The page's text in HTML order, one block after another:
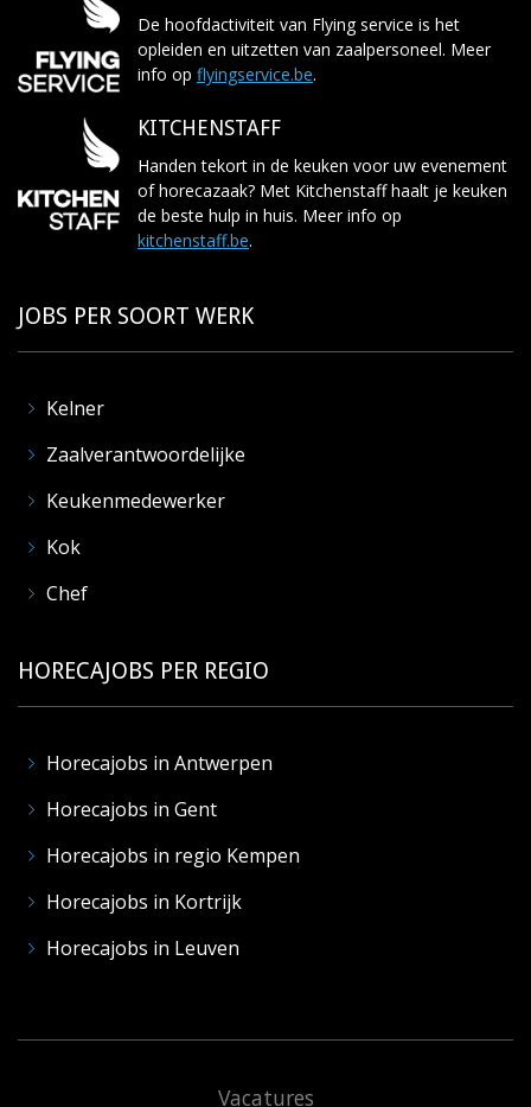
De hoofdactiviteit van Flying service is het
opleiden en uitzetten van zaalpersoneel. Meer
info op flyingservice.be.
KITCHENSTAFF
Handen tekort in de keuken voor uw evenement
of horecazaak? Met Kitchenstaff haalt je keuken
de beste hulp in huis. Meer info op
kitchenstaff.be.
JOBS PER SOORT WERK
Kelner
Zaalverantwoordelijke
Keukenmedewerker
Kok
Chef
HORECAJOBS PER REGIO
Horecajobs in Antwerpen
Horecajobs in Gent
Horecajobs in regio Kempen
Horecajobs in Kortrijk
Horecajobs in Leuven
Vacatures